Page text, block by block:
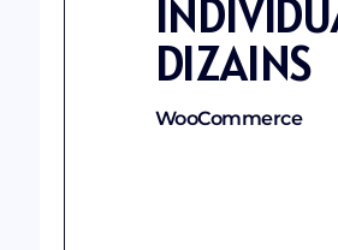
DIZAINS
WooCommerce